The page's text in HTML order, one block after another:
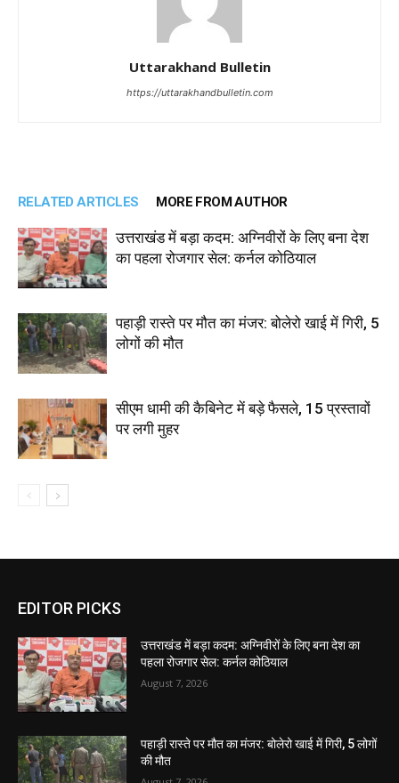
Uttarakhand Bulletin
https://uttarakhandbulletin.com
RELATED ARTICLES MORE FROM AUTHOR
उत्तराखंड में बड़ा कदम: अग्निवीरों के लिए बना देश
का पहला रोजगार सेल: कर्नल कोठियाल
पहाड़ी रास्ते पर मौत का मंजर: बोलेरो खाई में गिरी, 5
लोगों की मौत
सीएम धामी की कैबिनेट में बड़े फैसले, 15 प्रस्तावों
पर लगी मुहर
EDITOR PICKS
उत्तराखंड में बड़ा कदम: अग्निवीरों के लिए बना देश का
पहला रोजगार सेल: कर्नल कोठियाल
August 7, 2026
पहाड़ी रास्ते पर मौत का मंजर: बोलेरो खाई में गिरी, 5 लोगों
की मौत